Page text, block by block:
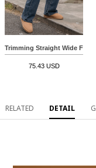
Trimming Straight Wide
75.43 USD
RELATED DETAIL